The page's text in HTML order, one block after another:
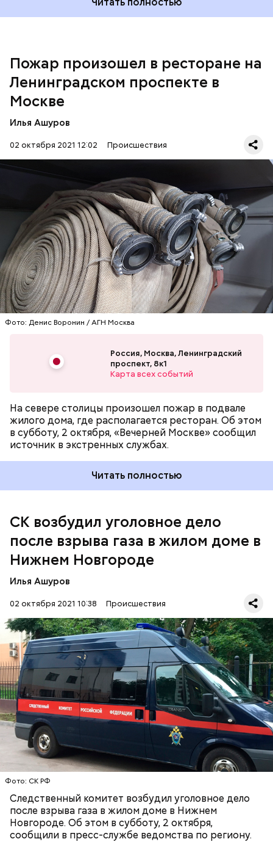
Пожар произошел в ресторане на
Ленинградском проспекте в
Москве
Илья Ашуров
02 октября 2021 12:02 Происшествия
Фото: Денис Воронин / АГН Москва
Россия, Москва, Ленинградский
проспект, 8к1
Карта всех событий
На севере столицы произошел пожар в подвале
жилого дома, где располагается ресторан. Об этом
в субботу, 2 октября, «Вечерней Москве» сообщил
источник в экстренных службах.
По словам собеседника «ВМ», инцидент
произошел в доме 8 на Ленинградском проспекте.
Читать полностью
МЧС МОСКВА ПОЖАРЫ
СК возбудил уголовное дело
после взрыва газа в жилом доме в
Нижнем Новгороде
Илья Ашуров
02 октября 2021 10:38 Происшествия
Фото: СК РФ
Следственный комитет возбудил уголовное дело
после взрыва газа в жилом доме в Нижнем
Новгороде. Об этом в субботу, 2 октября,
сообщили в пресс-службе ведомства по региону.
— Следователями по факту хлопка газовоздушной
смеси возбуждено уголовное дело по признакам
преступления, предусмотренного частью 1 статьи
238 УК РФ («Оказание услуг, не отвечающих
требованиям безопасности»), —
говоритсяв
сообщении.
2 октября в многоквартирном жилом доме на
улице Гайдара. В региональном ГУ МЧС отметили,
что из здания эвакуировали 100 человек. В
межтамбурные перекрытия и балкон. При этом
несущие конструкции здания не нарушены.
Министр здравоохранения региона Давид Мелик-
Гусейнов
, что пострадавшие доставлены
в ожоговый центр Приволжского медицинского
университета.
ГАЗ
НИЖНИЙ НОВГОРОД
СЛЕДСТВЕННЫЙ КОМИТЕТ